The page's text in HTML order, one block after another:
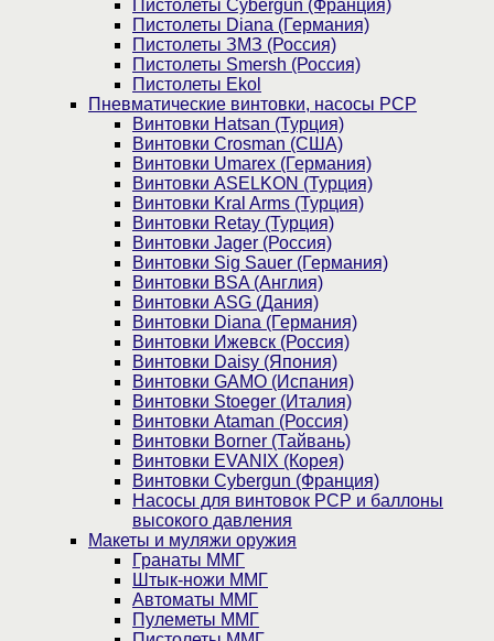
Пистолеты Cybergun (Франция)
Пистолеты Diana (Германия)
Пистолеты ЗМЗ (Россия)
Пистолеты Smersh (Россия)
Пистолеты Ekol
Пневматические винтовки, насосы PCP
Винтовки Hatsan (Турция)
Винтовки Crosman (США)
Винтовки Umarex (Германия)
Винтовки ASELKON (Турция)
Винтовки Kral Arms (Турция)
Винтовки Retay (Турция)
Винтовки Jager (Россия)
Винтовки Sig Sauer (Германия)
Винтовки BSA (Англия)
Винтовки ASG (Дания)
Винтовки Diana (Германия)
Винтовки Ижевск (Россия)
Винтовки Daisy (Япония)
Винтовки GAMO (Испания)
Винтовки Stoeger (Италия)
Винтовки Ataman (Россия)
Винтовки Borner (Тайвань)
Винтовки EVANIX (Корея)
Винтовки Cybergun (Франция)
Насосы для винтовок PCP и баллоны
высокого давления
Макеты и муляжи оружия
Гранаты ММГ
Штык-ножи ММГ
Автоматы ММГ
Пулеметы ММГ